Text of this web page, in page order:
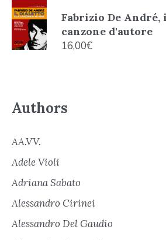
Fabrizio De
canzone d'autore
16,00€
Authors
AA.VV.
Adele Violi
Adriana Sabato
Alessandro Cirinei
Alessandro Del Gaudio